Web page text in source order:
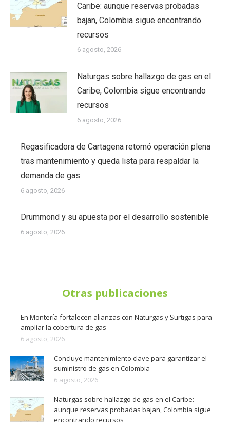
Caribe: aunque reservas probadas
bajan, Colombia sigue encontrando
recursos
6 agosto, 2026
Naturgas sobre hallazgo de gas en el
Caribe, Colombia sigue encontrando
recursos
6 agosto, 2026
Regasificadora de Cartagena retomó operación plena
tras mantenimiento y queda lista para respaldar la
demanda de gas
6 agosto, 2026
Drummond y su apuesta por el desarrollo sostenible
6 agosto, 2026
Otras publicaciones
En Montería fortalecen alianzas con Naturgas y Surtigas para
ampliar la cobertura de gas
6 agosto, 2026
Concluye mantenimiento clave para garantizar el
suministro de gas en Colombia
6 agosto, 2026
Naturgas sobre hallazgo de gas en el Caribe:
aunque reservas probadas bajan, Colombia sigue
encontrando recursos